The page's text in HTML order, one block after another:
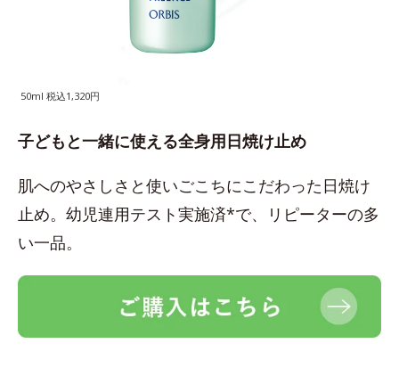
50ml 税込1,320円
子どもと一緒に使える全身用日焼け止め
肌へのやさしさと使いごこちにこだわった日焼け
止め。幼児連用テスト実施済*で、リピーターの多
い一品。